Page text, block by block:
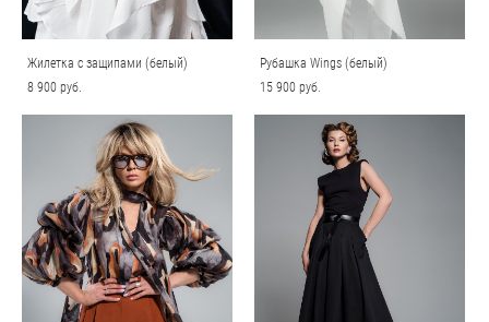
Жилетка с защипами (белый)
8 900 pуб.
Рубашка Wings (белый)
15 900 pуб.